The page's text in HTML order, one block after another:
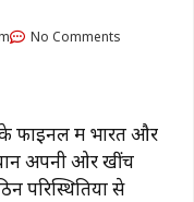
No Comments
फाइनल में भारत और
अपनी ओर खींच
परिस्थितियों से